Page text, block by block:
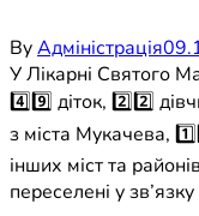
ByАдміністрація
У Лікарні Святого
4️⃣9️⃣ діток, 2️⃣2️⃣
з міста Мукачева,
інших міст та
переселені у